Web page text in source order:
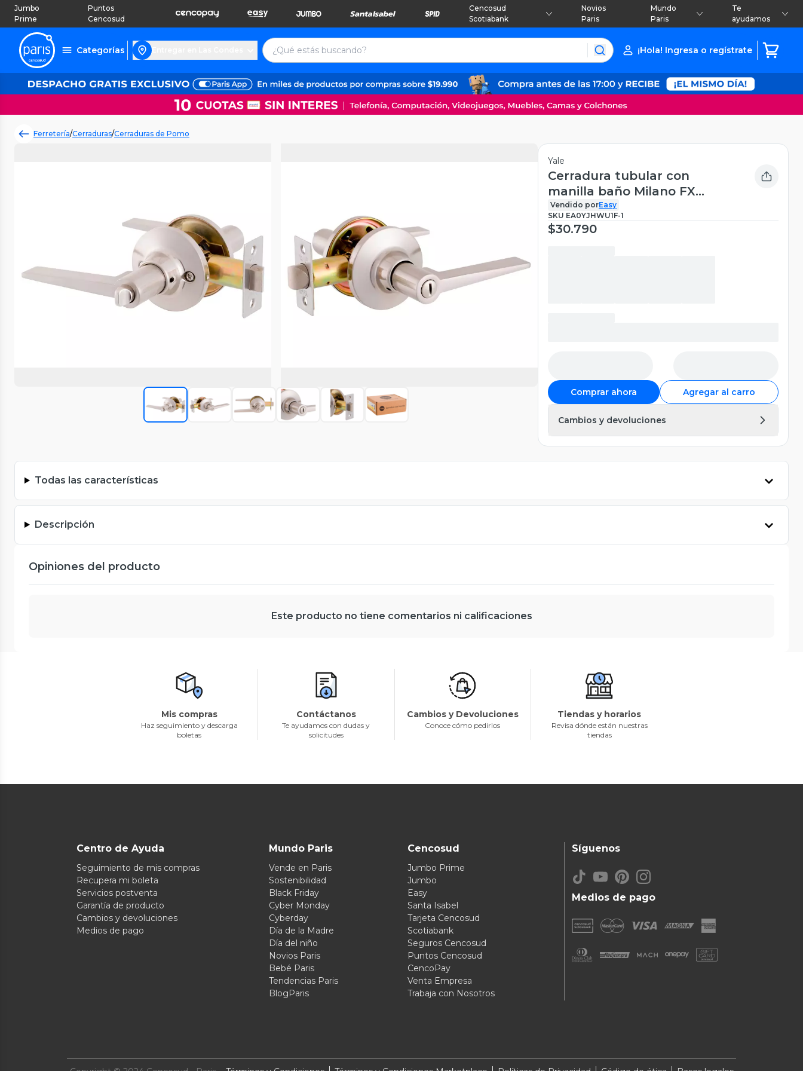
Jumbo
Prime
Puntos
Cencosud
Cencosud
Scotiabank
Novios
Paris
Mundo
Paris
Te
ayudamos
Categorías ¡Hola! Ingresa o regístrate
Ferretería/Cerraduras/Cerraduras de Pomo
Yale
Cerradura tubular con
manilla baño Milano FX
níquel satinado
Vendido porEasy
SKU EA0YJHWU1F-1
$30.790
Comprar ahora Agregar al carro
Cambios y devoluciones
Todas las características
Descripción
Opiniones del producto
Este producto no tiene comentarios ni calificaciones
Mis compras
Haz seguimiento y descarga
boletas
Contáctanos
Te ayudamos con dudas y
solicitudes
Cambios y Devoluciones
Conoce cómo pedirlos
Tiendas y horarios
Revisa dónde están nuestras
tiendas
Centro de Ayuda
Seguimiento de mis compras
Recupera mi boleta
Servicios postventa
Garantía de producto
Cambios y devoluciones
Medios de pago
Mundo Paris
Vende en Paris
Sostenibilidad
Black Friday
Cyber Monday
Cyberday
Día de la Madre
Día del niño
Novios Paris
Bebé Paris
Tendencias Paris
BlogParis
Cencosud
Jumbo Prime
Jumbo
Easy
Santa Isabel
Tarjeta Cencosud
Scotiabank
Seguros Cencosud
Puntos Cencosud
CencoPay
Venta Empresa
Trabaja con Nosotros
Medios de pago
Síguenos